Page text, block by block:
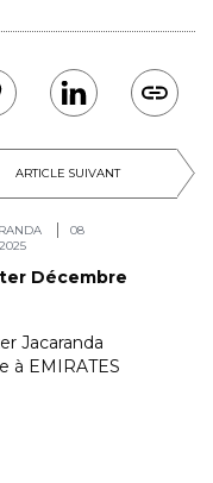
ARTICLE SUIVANT
08
Décembre
Jacaranda
à EMIRATES